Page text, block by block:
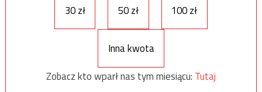
30 zł
50 zł 100 zł
Inna kwota
Zobacz kto wparł nas tym miesiącu: Tutaj